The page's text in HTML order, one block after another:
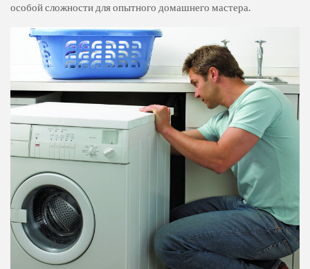
особой сложности для опытного домашнего мастера.